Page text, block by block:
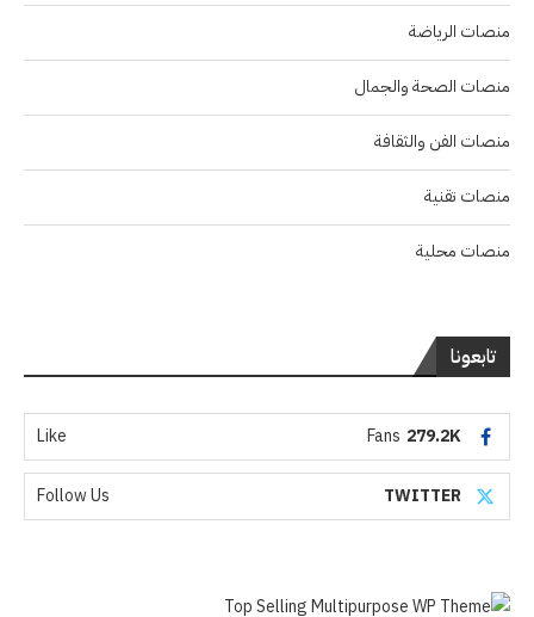
منصات الرياضة
منصات الصحة والجمال
منصات الفن والثقافة
منصات تقنية
منصات محلية
تابعونا
279.2K
Fans
Like
TWITTER
Follow Us